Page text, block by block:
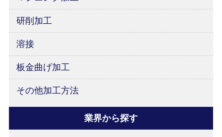
研削加工
溶接
板金曲げ加工
その他加工方法
業界から探す